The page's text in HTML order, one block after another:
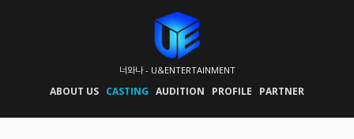
너와나 - U&ENTERTAINMENT
ABOUT US CASTING AUDITION PROFILE PARTNER